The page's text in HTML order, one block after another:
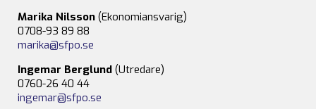
Marika Nilsson (Ekonomiansvarig)
0708-93 89 88
marika@sfpo.se
Ingemar Berglund (Utredare)
0760-26 40 44
ingemar@sfpo.se